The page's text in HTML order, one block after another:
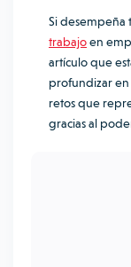
Si desempeña
trabajoen
artículo que
profundizar en
retos que
gracias al